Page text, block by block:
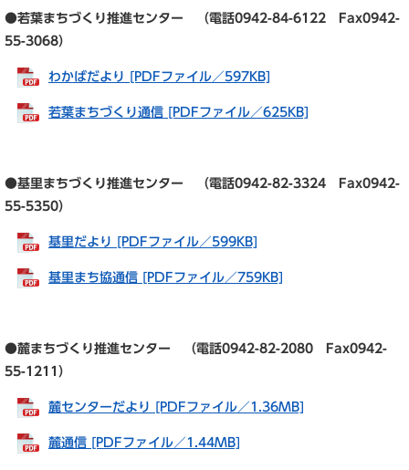
●若葉まちづくり推進センター （電話0942-84-6122 Fax0942-
55-3068）
わかばだより [PDFファイル／597KB]
若葉まちづくり通信 [PDFファイル／625KB]
●基里まちづくり推進センター （電話0942-82-3324 Fax0942-
55-5350）
基里だより [PDFファイル／599KB]
基里まち協通信 [PDFファイル／759KB]
●麓まちづくり推進センター （電話0942-82-2080 Fax0942-
55-1211）
麓センターだより [PDFファイル／1.36MB]
麓通信 [PDFファイル／1.44MB]